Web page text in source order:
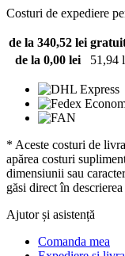
Costuri de expediere
de la 340,52 lei
de la 0,00 lei
51,94
* Aceste costuri de
apărea costuri
dimensiunii sau
găsi direct în
Ajutor și asistență
Comanda mea